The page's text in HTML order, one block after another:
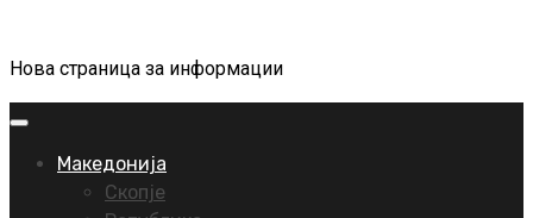
Нова страница за информации
Primary
Македонија
Скопје